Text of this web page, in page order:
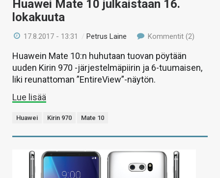
Huawei Mate 10 julkaistaan 16.
lokakuuta
17.8.2017 - 13:31 /Petrus Laine Kommentit (2)
Huawein Mate 10:n huhutaan tuovan pöytään
uuden Kirin 970 -järjestelmäpiirin ja 6-tuumaisen,
liki reunattoman ”EntireView”-näytön.
Lue lisää
Huawei Kirin 970 Mate 10